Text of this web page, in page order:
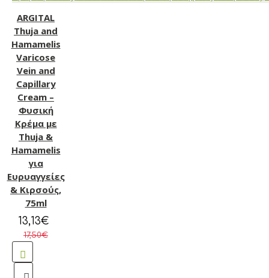
ARGITAL
Thuja and
Hamamelis
Varicose
Vein and
Capillary
Cream –
Φυσική
Κρέμα με
Thuja &
Hamamelis
για
Ευρυαγγείες
& Κιρσούς,
75ml
13,13€
17,50€